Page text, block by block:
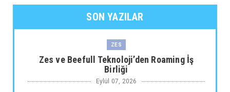
SON YAZILAR
ZES
Zes ve Beefull Teknoloji’den Roaming İş
Birliği
Eylül 07, 2026